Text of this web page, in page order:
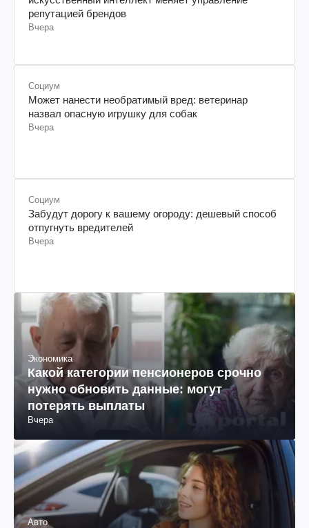
репутацией брендов
Вчера
Социум
Может нанести необратимый вред: ветеринар
назвал опасную игрушку для собак
Вчера
Социум
Забудут дорогу к вашему огороду: дешевый способ
отпугнуть вредителей
Вчера
Экономика
Какой категории пенсионеров срочно
нужно обновить данные: могут
потерять выплаты
Вчера
Авто